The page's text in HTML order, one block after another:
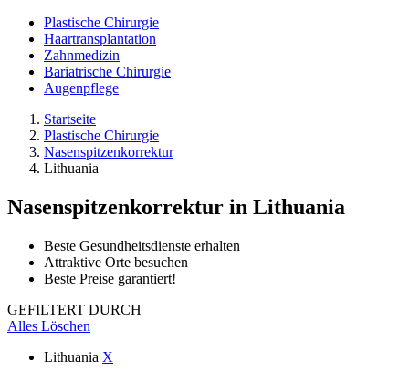
Plastische Chirurgie
Haartransplantation
Zahnmedizin
Bariatrische Chirurgie
Augenpflege
Startseite
Plastische Chirurgie
Nasenspitzenkorrektur
Lithuania
Nasenspitzenkorrektur in Lithuania
Beste Gesundheitsdienste erhalten
Attraktive Orte besuchen
Beste Preise garantiert!
GEFILTERT DURCH
Alles Löschen
Lithuania X